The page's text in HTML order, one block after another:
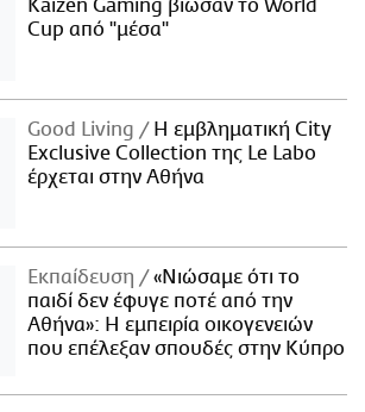
Kaizen Gaming βίωσαν το World
Cup από "μέσα"
Good Living
Η εμβληματική City
Exclusive Collection της Le Labo
έρχεται στην Αθήνα
Εκπαίδευση
«Νιώσαμε ότι το
παιδί δεν έφυγε ποτέ από την
Αθήνα»: Η εμπειρία οικογενειών
που επέλεξαν σπουδές στην Κύπρο